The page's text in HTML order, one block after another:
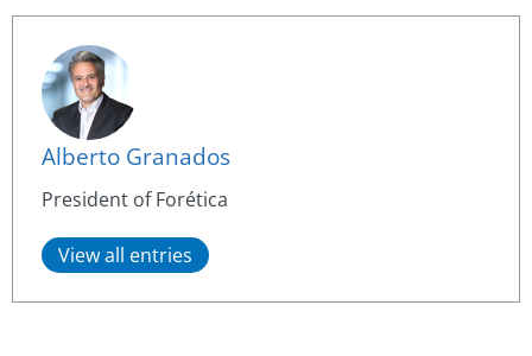
Alberto Granados
President of Forética
View all entries